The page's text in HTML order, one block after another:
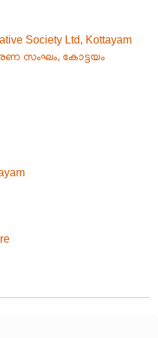
Society Ltd, Kottayam
സംഘം, കോട്ടയം